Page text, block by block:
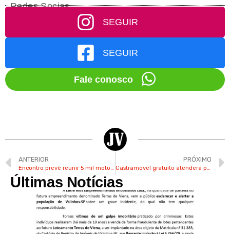
Redes Socias
SEGUIR
SEGUIR
Fale conosco
ANTERIOR
Encontro prevê reunir 5 mil motos em Vinhedo neste final de semana
PRÓXIMO
Castramóvel gratuito atenderá pets de Valinhos a partir de agosto
Últimas Notícias